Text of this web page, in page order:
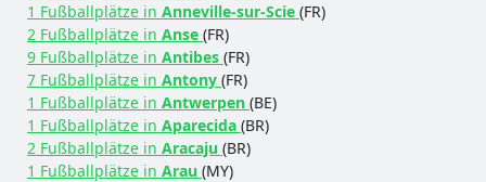
1 Fußballplätze in Anneville-sur-Scie (FR)
2 Fußballplätze in Anse (FR)
9 Fußballplätze in Antibes (FR)
7 Fußballplätze in Antony (FR)
1 Fußballplätze in Antwerpen (BE)
1 Fußballplätze in Aparecida (BR)
2 Fußballplätze in Aracaju (BR)
1 Fußballplätze in Arau (MY)